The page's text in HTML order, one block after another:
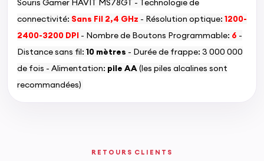
Souris Gamer HAVIT MS78GT - Technologie de
connectivité: Sans Fil 2,4 GHz - Résolution optique: 1200-
2400-3200 DPI - Nombre de Boutons Programmable: 6 -
Distance sans fil: 10 mètres - Durée de frappe: 3 000 000
de fois - Alimentation: pile AA(les piles alcalines sont
recommandées)
RETOURS CLIENTS